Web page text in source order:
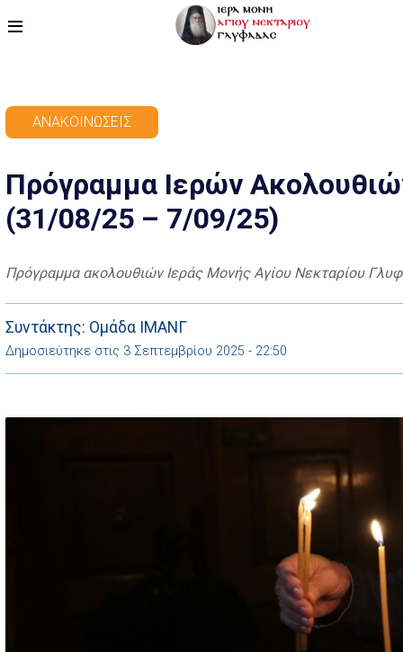
ΒΙΝΤΕΟ
ΑΡΘΡΟΓΡΑΦΙΑ
ΕΠΙΚΟΙΝΩΝΙΑ
ΑΝΑΚΟΙΝΏΣΕΙΣ
Πρόγραμμα Ιερών
(31/08/25 – 7/09/25)
Πρόγραμμα ακολουθιών Ιεράς Μονής Αγίου Νεκταρίου
Συντάκτης: Ομάδα ΙΜΑΝΓ
Δημοσιεύτηκε στις 3 Σεπτεμβρίου 2025 - 22:50